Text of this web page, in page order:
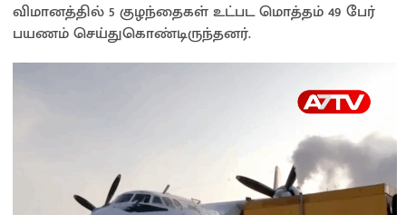
p
p
o
k
n
k
விமானத்தில் 5 குழந்தைகள் உட்பட மொத்தம் 49 பேர்
பயணம் செய்துகொண்டிருந்தனர்.